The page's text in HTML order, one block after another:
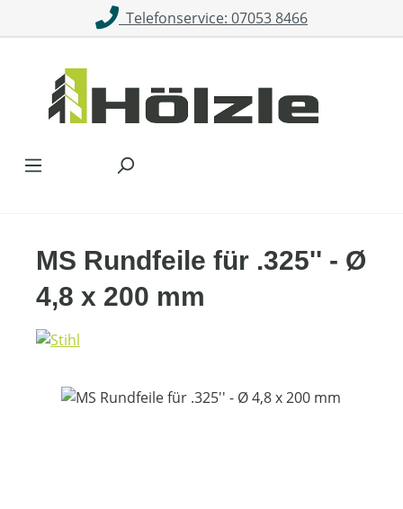
Zum Hauptinhalt springenTelefonservice: 07053 8466
MS Rundfeile für .325'' - Ø
4,8 x 200 mm
Bildergalerie überspringen